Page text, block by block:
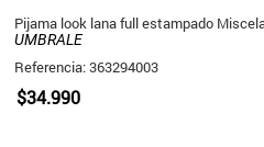
Pijama look lana full estampado
UMBRALE
Referencia:363294003
$34.990
2.
3.